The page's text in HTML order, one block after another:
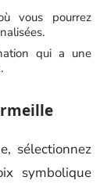
vous pourrez
qui a une
sélectionnez
symbolique